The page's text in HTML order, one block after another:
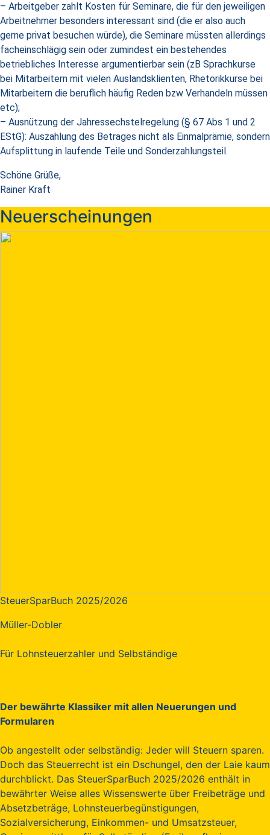
– Arbeitgeber zahlt Kosten für Seminare, die für den jeweiligen
Arbeitnehmer besonders interessant sind (die er also auch
gerne privat besuchen würde), die Seminare müssten allerdings
facheinschlägig sein oder zumindest ein bestehendes
betriebliches Interesse argumentierbar sein (zB Sprachkurse
bei Mitarbeitern mit vielen Auslandsklienten, Rhetorikkurse bei
Mitarbeitern die beruflich häufig Reden bzw Verhandeln müssen
etc);
– Ausnützung der Jahressechstelregelung (§ 67 Abs 1 und 2
EStG): Auszahlung des Betrages nicht als Einmalprämie, sondern
Aufsplittung in laufende Teile und Sonderzahlungsteil.
Schöne Grüße,
Rainer Kraft
Neuerscheinungen
SteuerSparBuch 2025/2026
Müller-Dobler
Für Lohnsteuerzahler und Selbständige
Der bewährte Klassiker mit allen Neuerungen und
Formularen
Ob angestellt oder selbständig: Jeder will Steuern sparen.
Doch das Steuerrecht ist ein Dschungel, den der Laie kaum
durchblickt. Das SteuerSparBuch 2025/2026 enthält in
bewährter Weise alles Wissenswerte über Freibeträge und
Absetzbeträge, Lohnsteuerbegünstigungen,
Sozialversicherung, Einkommen- und Umsatzsteuer,